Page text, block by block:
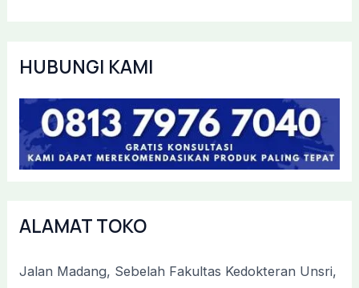
HUBUNGI KAMI
ALAMAT TOKO
Jalan Madang, Sebelah Fakultas Kedokteran Unsri,